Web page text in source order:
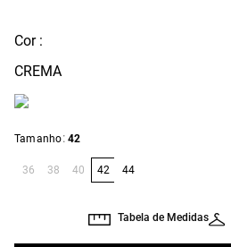
Cor :
CREMA
Tamanho: 42
36 38 40 42 44
Tabela de Medidas